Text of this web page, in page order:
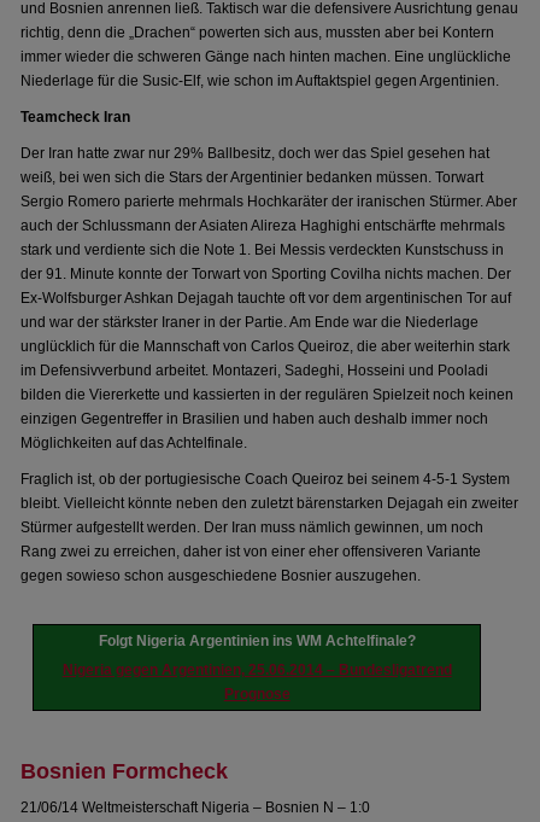
und Bosnien anrennen ließ. Taktisch war die defensivere Ausrichtung genau
richtig, denn die „Drachen“ powerten sich aus, mussten aber bei Kontern
immer wieder die schweren Gänge nach hinten machen. Eine unglückliche
Niederlage für die Susic-Elf, wie schon im Auftaktspiel gegen Argentinien.
Teamcheck Iran
Der Iran hatte zwar nur 29% Ballbesitz, doch wer das Spiel gesehen hat
weiß, bei wen sich die Stars der Argentinier bedanken müssen. Torwart
Sergio Romero parierte mehrmals Hochkaräter der iranischen Stürmer. Aber
auch der Schlussmann der Asiaten Alireza Haghighi entschärfte mehrmals
stark und verdiente sich die Note 1. Bei Messis verdeckten Kunstschuss in
der 91. Minute konnte der Torwart von Sporting Covilha nichts machen. Der
Ex-Wolfsburger Ashkan Dejagah tauchte oft vor dem argentinischen Tor auf
und war der stärkster Iraner in der Partie. Am Ende war die Niederlage
unglücklich für die Mannschaft von Carlos Queiroz, die aber weiterhin stark
im Defensivverbund arbeitet. Montazeri, Sadeghi, Hosseini und Pooladi
bilden die Viererkette und kassierten in der regulären Spielzeit noch keinen
einzigen Gegentreffer in Brasilien und haben auch deshalb immer noch
Möglichkeiten auf das Achtelfinale.
Fraglich ist, ob der portugiesische Coach Queiroz bei seinem 4-5-1 System
bleibt. Vielleicht könnte neben den zuletzt bärenstarken Dejagah ein zweiter
Stürmer aufgestellt werden. Der Iran muss nämlich gewinnen, um noch
Rang zwei zu erreichen, daher ist von einer eher offensiveren Variante
gegen sowieso schon ausgeschiedene Bosnier auszugehen.
Folgt Nigeria Argentinien ins WM Achtelfinale?
Nigeria gegen Argentinien, 25.06.2014 – Bundesligatrend
Prognose
Bosnien Formcheck
21/06/14 Weltmeisterschaft Nigeria – Bosnien N – 1:0